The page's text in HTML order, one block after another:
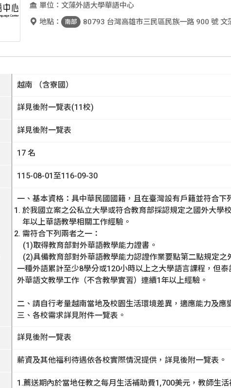
為什麼選臺灣
國際人才招生
赴外華師
赴外華助
單位：文藻外語大學華語中心
地點：
南部 80793 台灣高雄市三民區民族一路 900 號 文
越南 （含寮國）
詳見後附一覽表(11校)
詳見後附一覽表
17 名
115-08-01至116-09-30
一、基本資格：具中華民國國籍，且在臺灣設有戶籍並符合下
於我國立案之公私立大學或符合教育部採認規定之國外大學
年以上華語教學相關工作經驗。
需符合下列兩者之一：
(1)取得教育部對外華語教學能力證書。
(2)具備教育部對外華語教學能力認證作業要點第二點規定
一種外語累計至少8學分或120小時以上之大學語言課程，但
外華語文教學工作（不含教學實習）連續1年以上經驗。
二、請自行考量越南當地及校園生活環境差異，適應能力及應
三、各校需求詳見附件一覽表。
詳見後附一覽表
薪資及其他福利待遇依各校實際情況提供，詳見後附一覽表。
1.薦送期內於當地任教之每月生活補助費1,700美元，教師生